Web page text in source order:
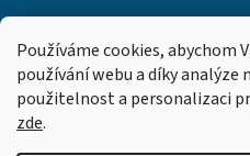
Používáme cookies, abychom
používání webu a díky analýze
použitelnost a personalizaci
zde.